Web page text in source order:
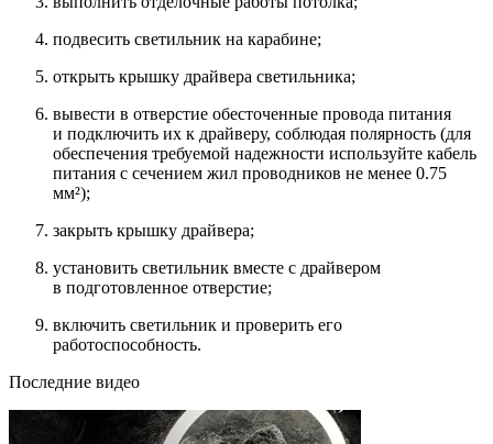
подвесить светильник на карабине;
открыть крышку драйвера светильника;
вывести в отверстие обесточенные провода питания
и подключить их к драйверу, соблюдая полярность (для
обеспечения требуемой надежности используйте кабель
питания с сечением жил проводников не менее 0.75
мм²);
закрыть крышку драйвера;
установить светильник вместе с драйвером
в подготовленное отверстие;
включить светильник и проверить его
работоспособность.
Последние видео